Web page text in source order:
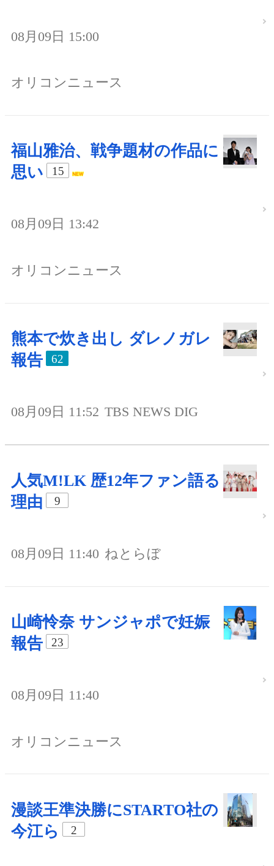
08月09日 15:00
オリコンニュース
福山雅治、戦争題材の作品に
思い
15
08月09日 13:42
オリコンニュース
熊本で炊き出し ダレノガレ
報告
62
08月09日 11:52 TBS NEWS DIG
人気M!LK 歴12年ファン語る
理由
9
08月09日 11:40 ねとらぼ
山崎怜奈 サンジャポで妊娠
報告
23
08月09日 11:40
オリコンニュース
漫談王準決勝にSTARTO社の
今江ら
2